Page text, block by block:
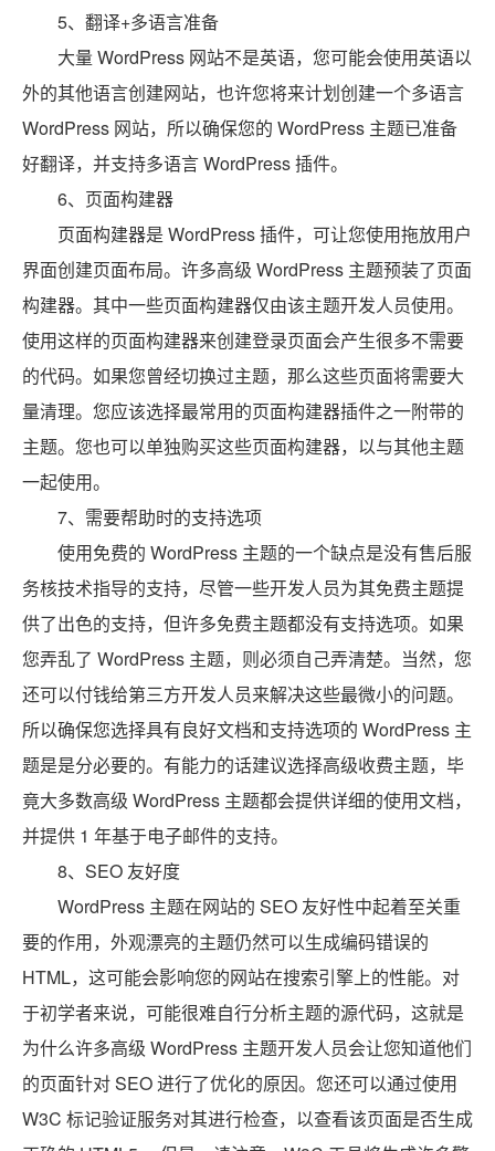
5、翻译+多语言准备
大量 WordPress 网站不是英语，您可能会使用英语以
外的其他语言创建网站，也许您将来计划创建一个多语言
WordPress 网站，所以确保您的 WordPress 主题已准备
好翻译，并支持多语言 WordPress 插件。
6、页面构建器
页面构建器是 WordPress 插件，可让您使用拖放用户
界面创建页面布局。许多高级 WordPress 主题预装了页面
构建器。其中一些页面构建器仅由该主题开发人员使用。
使用这样的页面构建器来创建登录页面会产生很多不需要
的代码。如果您曾经切换过主题，那么这些页面将需要大
量清理。您应该选择最常用的页面构建器插件之一附带的
主题。您也可以单独购买这些页面构建器，以与其他主题
一起使用。
7、需要帮助时的支持选项
使用免费的 WordPress 主题的一个缺点是没有售后服
务核技术指导的支持，尽管一些开发人员为其免费主题提
供了出色的支持，但许多免费主题都没有支持选项。如果
您弄乱了 WordPress 主题，则必须自己弄清楚。当然，您
还可以付钱给第三方开发人员来解决这些最微小的问题。
所以确保您选择具有良好文档和支持选项的 WordPress 主
题是是分必要的。有能力的话建议选择高级收费主题，毕
竟大多数高级 WordPress 主题都会提供详细的使用文档，
并提供 1 年基于电子邮件的支持。
8、SEO 友好度
WordPress 主题在网站的 SEO 友好性中起着至关重
要的作用，外观漂亮的主题仍然可以生成编码错误的
HTML，这可能会影响您的网站在搜索引擎上的性能。对
于初学者来说，可能很难自行分析主题的源代码，这就是
为什么许多高级 WordPress 主题开发人员会让您知道他们
的页面针对 SEO 进行了优化的原因。您还可以通过使用
W3C 标记验证服务对其进行检查，以查看该页面是否生成